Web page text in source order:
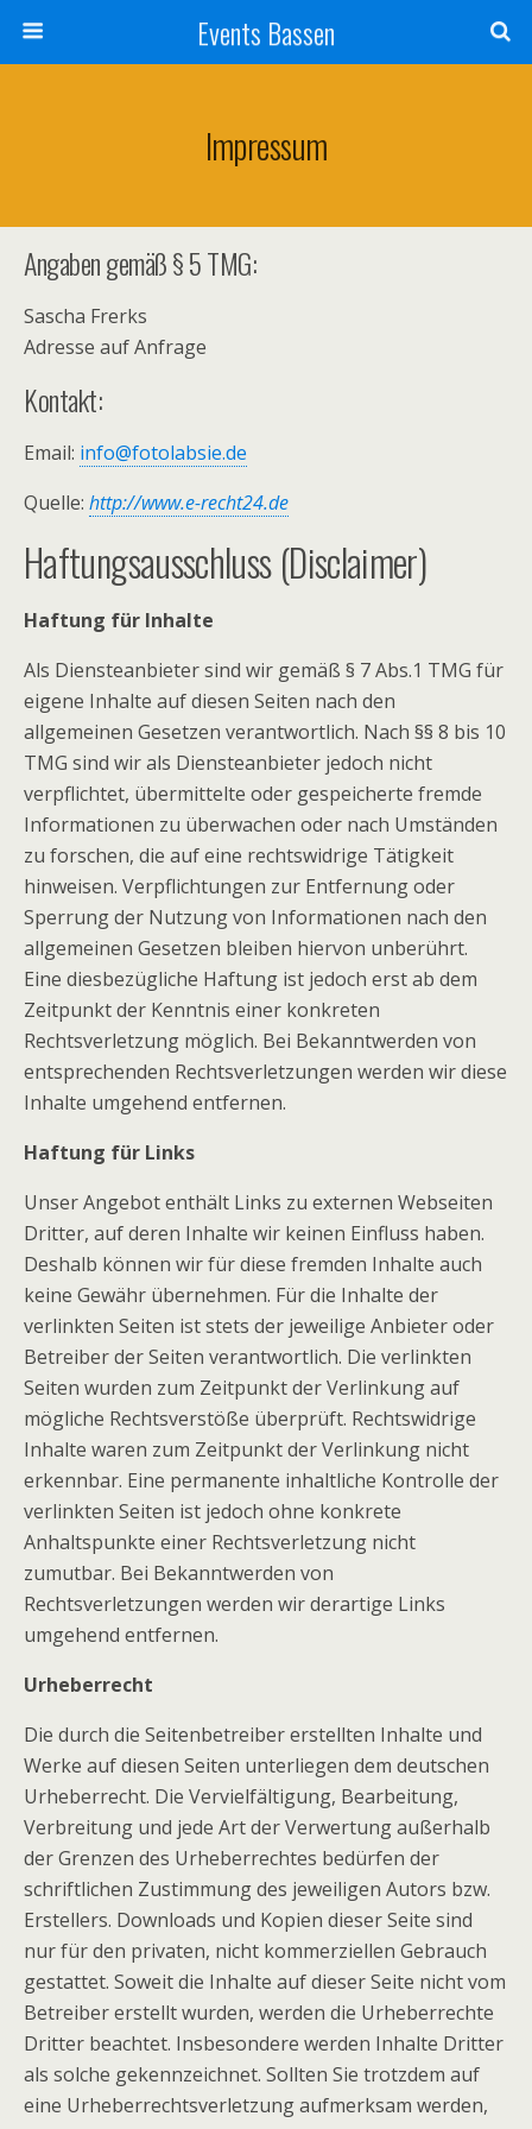
Events Bassen
Impressum
Angaben gemäß § 5 TMG:
Sascha Frerks
Adresse auf Anfrage
Kontakt:
Email: info@fotolabsie.de
Quelle: http://www.e-recht24.de
Haftungsausschluss (Disclaimer)
Haftung für Inhalte
Als Diensteanbieter sind wir gemäß § 7 Abs.1 TMG für
eigene Inhalte auf diesen Seiten nach den
allgemeinen Gesetzen verantwortlich. Nach §§ 8 bis 10
TMG sind wir als Diensteanbieter jedoch nicht
verpflichtet, übermittelte oder gespeicherte fremde
Informationen zu überwachen oder nach Umständen
zu forschen, die auf eine rechtswidrige Tätigkeit
hinweisen. Verpflichtungen zur Entfernung oder
Sperrung der Nutzung von Informationen nach den
allgemeinen Gesetzen bleiben hiervon unberührt.
Eine diesbezügliche Haftung ist jedoch erst ab dem
Zeitpunkt der Kenntnis einer konkreten
Rechtsverletzung möglich. Bei Bekanntwerden von
entsprechenden Rechtsverletzungen werden wir diese
Inhalte umgehend entfernen.
Haftung für Links
Unser Angebot enthält Links zu externen Webseiten
Dritter, auf deren Inhalte wir keinen Einfluss haben.
Deshalb können wir für diese fremden Inhalte auch
keine Gewähr übernehmen. Für die Inhalte der
verlinkten Seiten ist stets der jeweilige Anbieter oder
Betreiber der Seiten verantwortlich. Die verlinkten
Seiten wurden zum Zeitpunkt der Verlinkung auf
mögliche Rechtsverstöße überprüft. Rechtswidrige
Inhalte waren zum Zeitpunkt der Verlinkung nicht
erkennbar. Eine permanente inhaltliche Kontrolle der
verlinkten Seiten ist jedoch ohne konkrete
Anhaltspunkte einer Rechtsverletzung nicht
zumutbar. Bei Bekanntwerden von
Rechtsverletzungen werden wir derartige Links
umgehend entfernen.
Urheberrecht
Die durch die Seitenbetreiber erstellten Inhalte und
Werke auf diesen Seiten unterliegen dem deutschen
Urheberrecht. Die Vervielfältigung, Bearbeitung,
Verbreitung und jede Art der Verwertung außerhalb
der Grenzen des Urheberrechtes bedürfen der
schriftlichen Zustimmung des jeweiligen Autors bzw.
Erstellers. Downloads und Kopien dieser Seite sind
nur für den privaten, nicht kommerziellen Gebrauch
gestattet. Soweit die Inhalte auf dieser Seite nicht vom
Betreiber erstellt wurden, werden die Urheberrechte
Dritter beachtet. Insbesondere werden Inhalte Dritter
als solche gekennzeichnet. Sollten Sie trotzdem auf
eine Urheberrechtsverletzung aufmerksam werden,